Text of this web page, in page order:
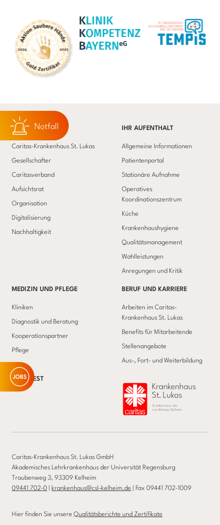
Zertifikate und Auszeichnungen
ÜBER UNS
Caritas-Krankenhaus St. Lukas
Gesellschafter
Caritasverband
Aufsichtsrat
Organisation
Digitalisierung
Nachhaltigkeit
IHR AUFENTHALT
Allgemeine Informationen
Patientenportal
Stationäre Aufnahme
Operatives
Koordinationszentrum
Küche
Krankenhaushygiene
Qualitätsmanagement
Wahlleistungen
Anregungen und Kritik
MEDIZIN UND PFLEGE
Kliniken
Diagnostik und Beratung
Kooperationspartner
Pflege
BERUF UND KARRIERE
Arbeiten im Caritas-
Krankenhaus St. Lukas
Benefits für Mitarbeitende
Stellenangebote
Aus-, Fort- und Weiterbildung
BABYNEST
Caritas-Krankenhaus St. Lukas GmbH
Akademisches Lehrkrankenhaus der Universität Regensburg
Traubenweg 3, 93309 Kelheim
09441 702-0
krankenhaus@csl-kelheim.de | Fax 09441 702-1009
Hier finden Sie unsere Qualitätsberichte und Zertifikate
Notfall